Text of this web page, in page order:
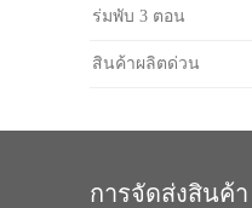
ร่มพับ 3 ตอน
สินค้าผลิตด่วน
การจัดส่งสินค้า